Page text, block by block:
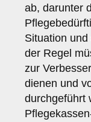
ab, darunter
Situation
der Regel
zur
dienen und
durchgeführt